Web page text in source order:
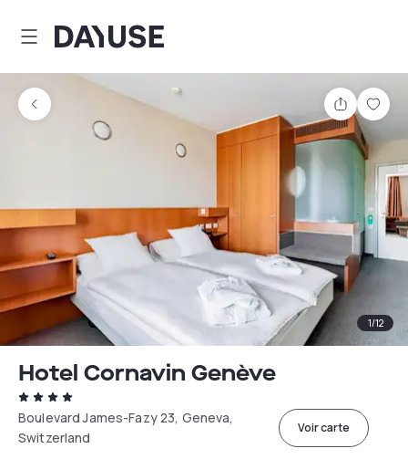
Dayuse
Partager
1/12
Hotel Cornavin Genève
Boulevard James-Fazy 23, Geneva,
Switzerland
Voir carte